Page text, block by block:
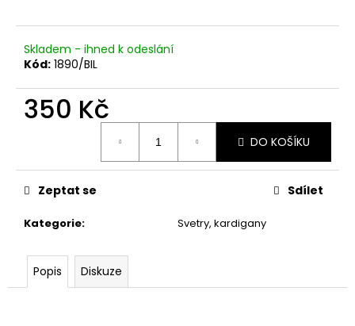
Skladem - ihned k odeslání
Kód: 1890/BIL
350 Kč
DO KOŠÍKU
Kategorie: Svetry, kardigany
Zeptat se Sdílet
Popis Diskuze
u
e
m
e